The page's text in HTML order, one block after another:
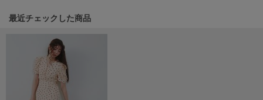
トーアンドトー
The Barnnet
ザバーネット
最近チェックした商品